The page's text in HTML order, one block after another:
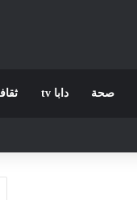
صحة دابا tv